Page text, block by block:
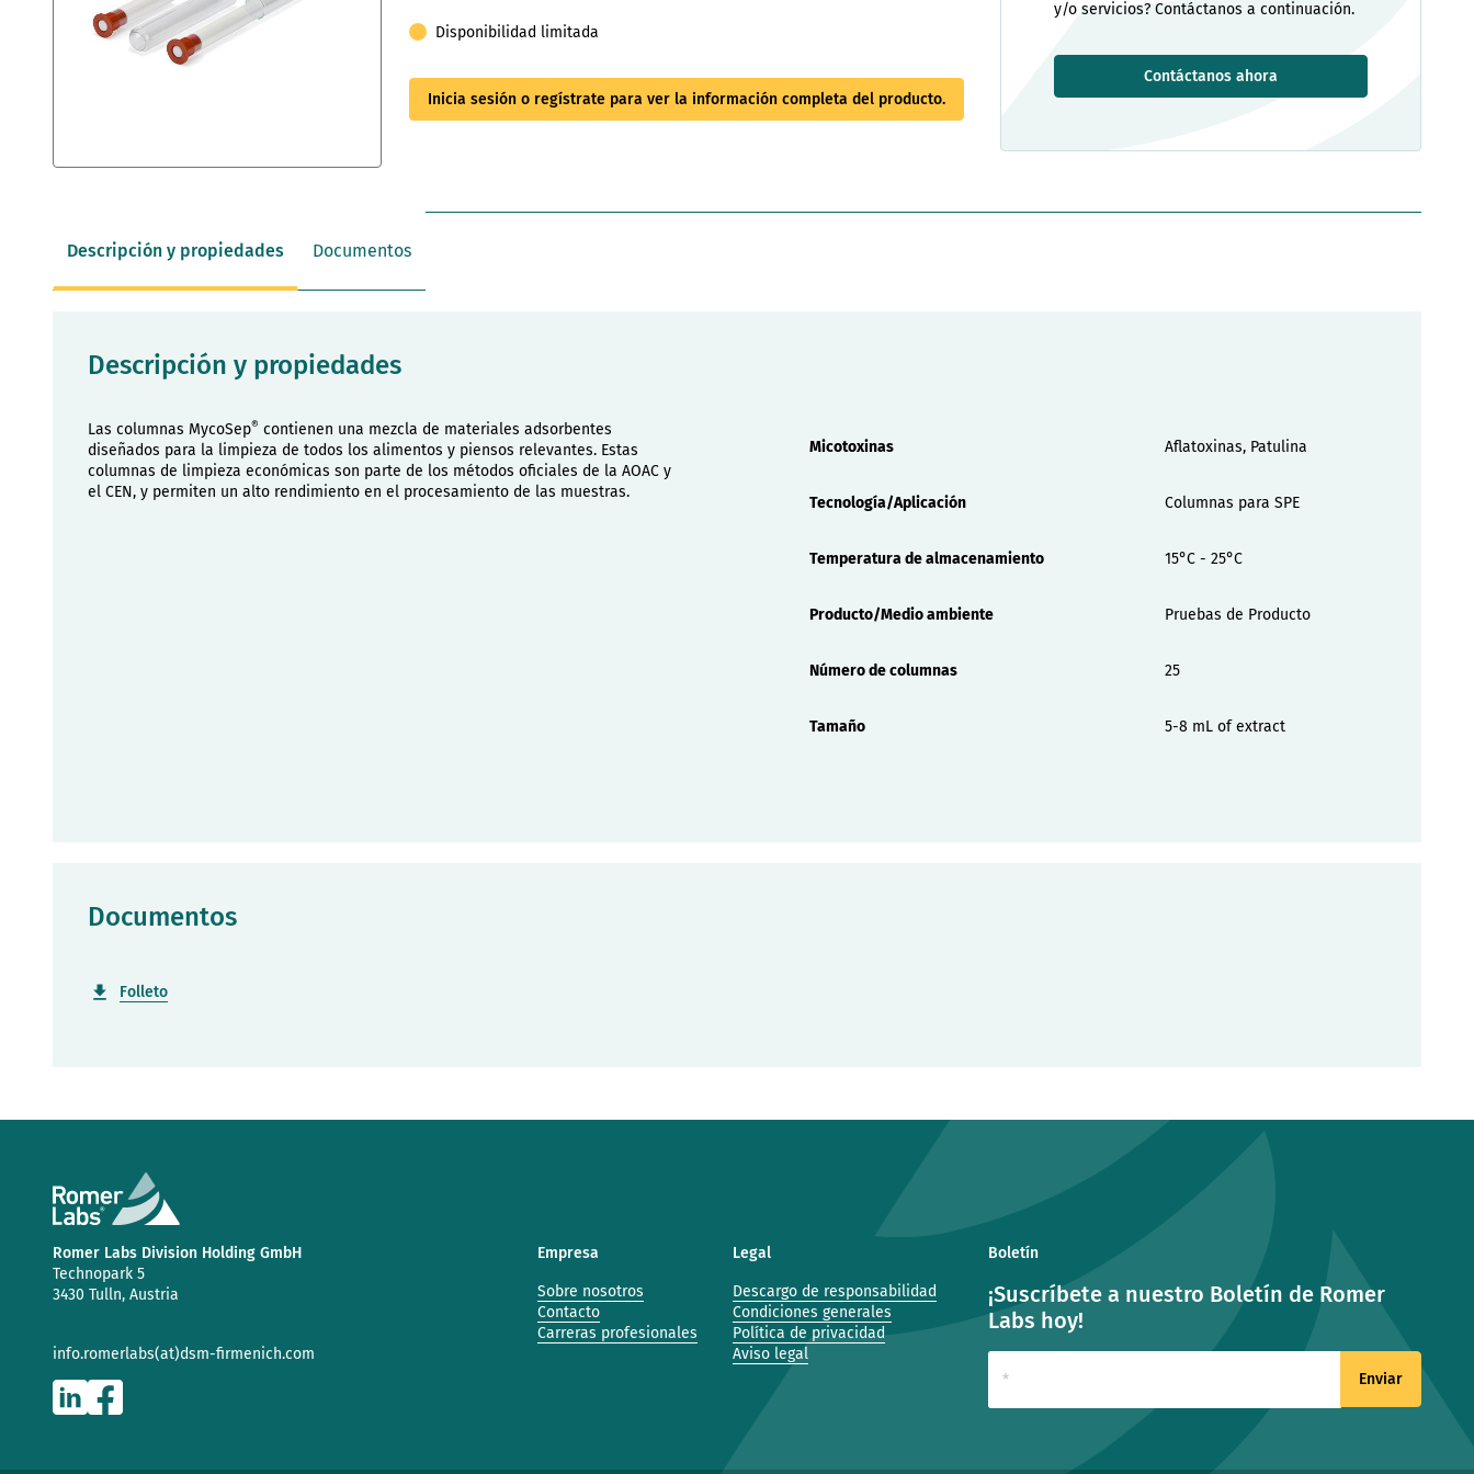
Disponibilidad limitada
Inicia sesión o regístrate para ver la información completa del producto.
y/o servicios? Contáctanos a continuación.
Contáctanos ahora
Descripción y propiedades Documentos
Descripción y propiedades
Las columnas MycoSep® contienen una mezcla de materiales adsorbentes
diseñados para la limpieza de todos los alimentos y piensos relevantes. Estas
columnas de limpieza económicas son parte de los métodos oficiales de la AOAC y
el CEN, y permiten un alto rendimiento en el procesamiento de las muestras.
Micotoxinas
Aflatoxinas, Patulina
Tecnología/Aplicación Columnas para SPE
Temperatura de almacenamiento 15°C - 25°C
Producto/Medio ambiente Pruebas de Producto
Número de columnas 25
Tamaño 5-8 mL of extract
Documentos
Folleto
Romer Labs Division Holding GmbH
Technopark 5
3430 Tulln, Austria
info.romerlabs(at)dsm-firmenich.com
Empresa
Sobre nosotros
Contacto
Carreras profesionales
Legal
Descargo de responsabilidad
Condiciones generales
Política de privacidad
Aviso legal
Boletín
¡Suscríbete a nuestro Boletín de Romer
Labs hoy!